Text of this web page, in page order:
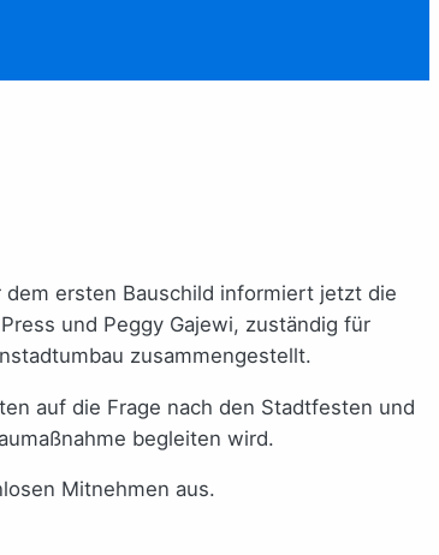
ersten Bauschild informiert jetzt die
und Peggy Gajewi, zuständig für
zusammengestellt.
auf die Frage nach den Stadtfesten und
begleiten wird.
Mitnehmen aus.